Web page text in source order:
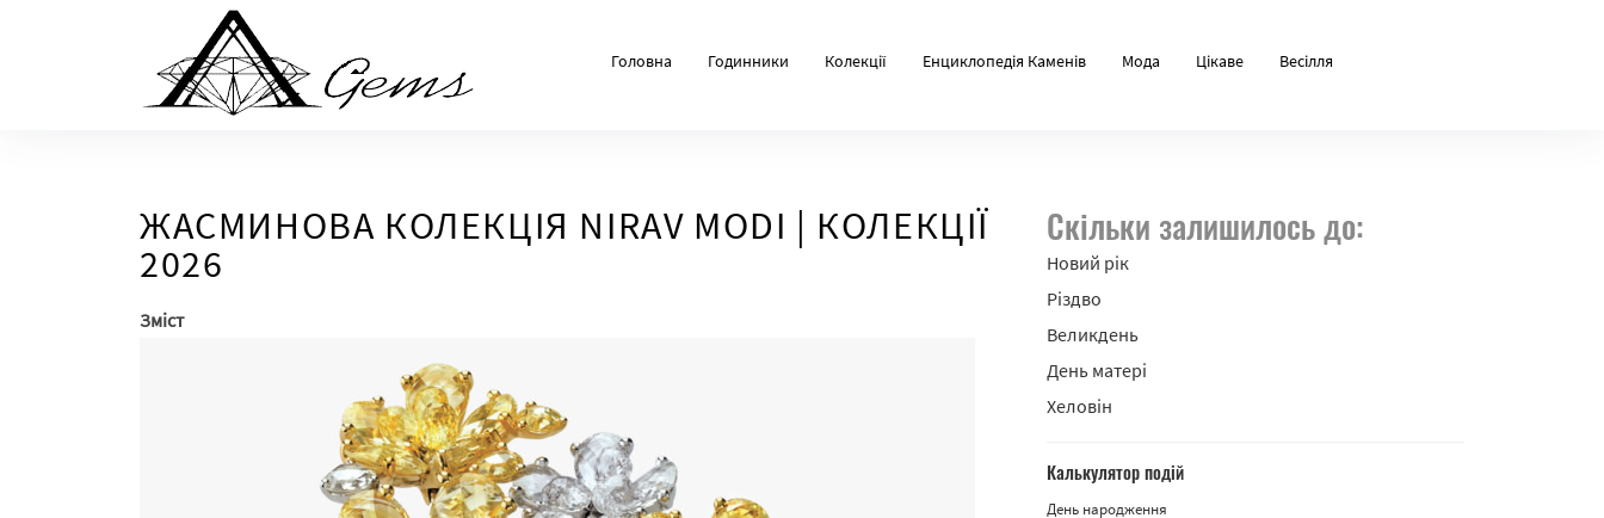
Головна Годинники Колекції Енциклопедія Каменів Мода Цікаве Весілля
ЖАСМИНОВА КОЛЕКЦІЯ NIRAV MODI | КОЛЕКЦІЇ
2026
Зміст
Скільки залишилось до:
Новий рік
Різдво
Великдень
День матері
Хеловін
Калькулятор подій
День народження